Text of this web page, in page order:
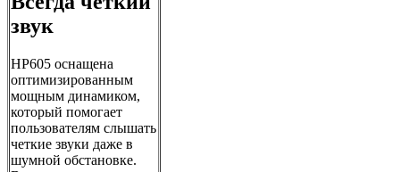
звук
HP605 оснащена
оптимизированным
мощным динамиком,
который помогает
пользователям слышать
четкие звуки даже в
шумной обстановке.